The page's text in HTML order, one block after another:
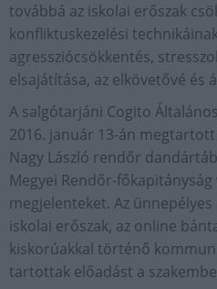
továbbá az iskolai erőszak
konfliktuskezelési
agressziócsökkentés,
elsajátítása, az elkövetővé és
A salgótarjáni Cogito
2016. január 13-án
Nagy László rendőr
Megyei Rendőr-
megjelenteket. Az
iskolai erőszak, az online
kiskorúakkal történő
tartottak előadást a